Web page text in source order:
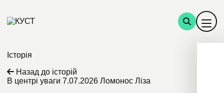
Історія
Назад до історій
В центрі уваги 7.07.2026 Ломонос Ліза